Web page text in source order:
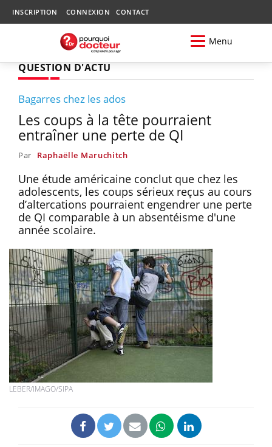
INSCRIPTION CONNEXION CONTACT
Menu
QUESTION D'ACTU
Bagarres chez les ados
Les coups à la tête pourraient
entraîner une perte de QI
Par Raphaëlle Maruchitch
Une étude américaine conclut que chez les
adolescents, les coups sérieux reçus au cours
d’altercations pourraient engendrer une perte
de QI comparable à un absentéisme d'une
année scolaire.
LEBER/IMAGO/SIPA